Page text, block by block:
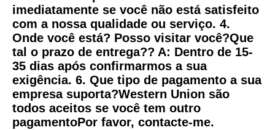
imediatamente se você não está satisfeito
com a nossa qualidade ou serviço. 4.
Onde você está? Posso visitar você?Que
tal o prazo de entrega?? A: Dentro de 15-
35 dias após confirmarmos a sua
exigência. 6. Que tipo de pagamento a sua
empresa suporta?Western Union são
todos aceitos se você tem outro
pagamentoPor favor, contacte-me.